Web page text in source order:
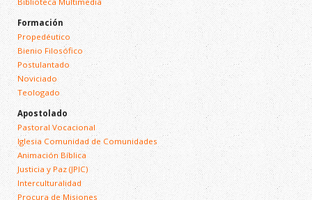
Formación
Propedéutico
Bienio Filosófico
Postulantado
Noviciado
Teologado
Apostolado
Pastoral Vocacional
Iglesia Comunidad de Comunidades
Animación Bíblica
Justicia y Paz (JPIC)
Interculturalidad
Procura de Misiones